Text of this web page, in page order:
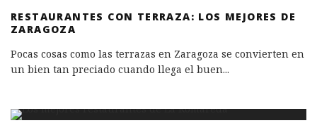
RESTAURANTES CON TERRAZA: LOS MEJORES DE
ZARAGOZA
Pocas cosas como las terrazas en Zaragoza se convierten en
un bien tan preciado cuando llega el buen...